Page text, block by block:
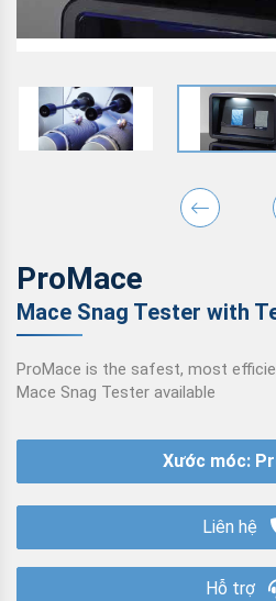
ProMace
Mace Snag Tester with
ProMace is the safest, most
Mace Snag Tester available
Xước móc:
Liên hệ
Hỗ trợ